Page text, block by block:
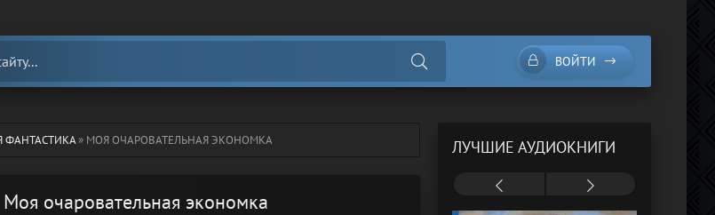
ВОЙТИ
» МОЯ ОЧАРОВАТЕЛЬНАЯ ЭКОНОМКА
Моя очаровательная экономка
ЛУЧШИЕ АУДИОКНИГИ